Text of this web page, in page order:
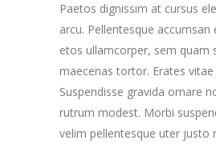
Paetos dignissim at cursus
arcu. Pellentesque accumsan
etos ullamcorper, sem quam
maecenas tortor. Erates
Suspendisse gravida ornare
rutrum modest. Morbi
velim pellentesque uter justo